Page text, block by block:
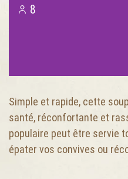
8
Simple et rapide, cette
santé, réconfortante et
populaire peut être servie
épater vos convives ou